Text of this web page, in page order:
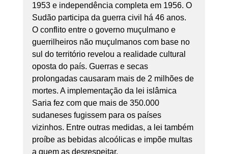
1953 e independência completa em 1956. O
Sudão participa da guerra civil há 46 anos.
O conflito entre o governo muçulmano e
guerrilheiros não muçulmanos com base no
sul do território revelou a realidade cultural
oposta do país. Guerras e secas
prolongadas causaram mais de 2 milhões de
mortes. A implementação da lei islâmica
Saria fez com que mais de 350.000
sudaneses fugissem para os países
vizinhos. Entre outras medidas, a lei também
proíbe as bebidas alcoólicas e impõe multas
a quem as desrespeitar.